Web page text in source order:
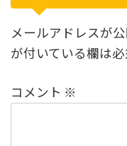
メールアドレスが
が付いている欄は
コメント ※